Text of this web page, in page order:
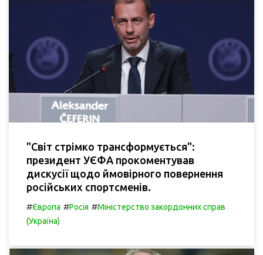
"Світ стрімко трансформується":
президент УЄФА прокоментував
дискусії щодо ймовірного повернення
російських спортсменів.
#Європа #Росія #Міністерство закордонних справ
(Україна)